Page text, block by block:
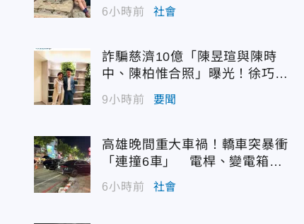
PSY臉書）
6小時前 社會
詐騙慈濟10億「陳昱瑄與陳時
中、陳柏惟合照」曝光！徐巧芯
震撼出手
9小時前 要聞
高雄晚間重大車禍！轎車突暴衝
「連撞6車」 電桿、變電箱全
遭殃
6小時前 社會